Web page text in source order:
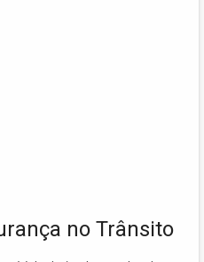
no Trânsito